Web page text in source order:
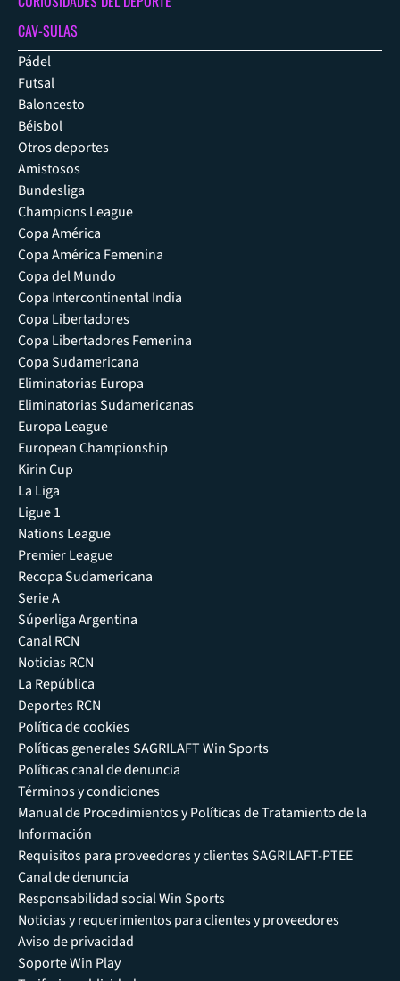
CAV-SULAS
Pádel
Futsal
Baloncesto
Béisbol
Otros deportes
Amistosos
Bundesliga
Champions League
Copa América
Copa América Femenina
Copa del Mundo
Copa Intercontinental India
Copa Libertadores
Copa Libertadores Femenina
Copa Sudamericana
Eliminatorias Europa
Eliminatorias Sudamericanas
Europa League
European Championship
Kirin Cup
La Liga
Ligue 1
Nations League
Premier League
Recopa Sudamericana
Serie A
Súperliga Argentina
Canal RCN
Noticias RCN
La República
Deportes RCN
Política de cookies
Políticas generales SAGRILAFT Win Sports
Políticas canal de denuncia
Términos y condiciones
Manual de Procedimientos y Políticas de Tratamiento de la
Información
Requisitos para proveedores y clientes SAGRILAFT-PTEE
Canal de denuncia
Responsabilidad social Win Sports
Noticias y requerimientos para clientes y proveedores
Aviso de privacidad
Soporte Win Play